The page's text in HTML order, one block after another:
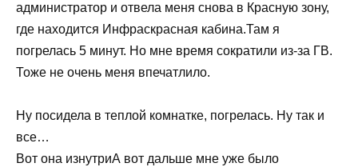
администратор и отвела меня снова в Красную зону,
где находится Инфраскрасная кабина.Там я
погрелась 5 минут. Но мне время сократили из-за ГВ.
Тоже не очень меня впечатлило.
Ну посидела в теплой комнатке, погрелась. Ну так и
все…
Вот она изнутриА вот дальше мне уже было